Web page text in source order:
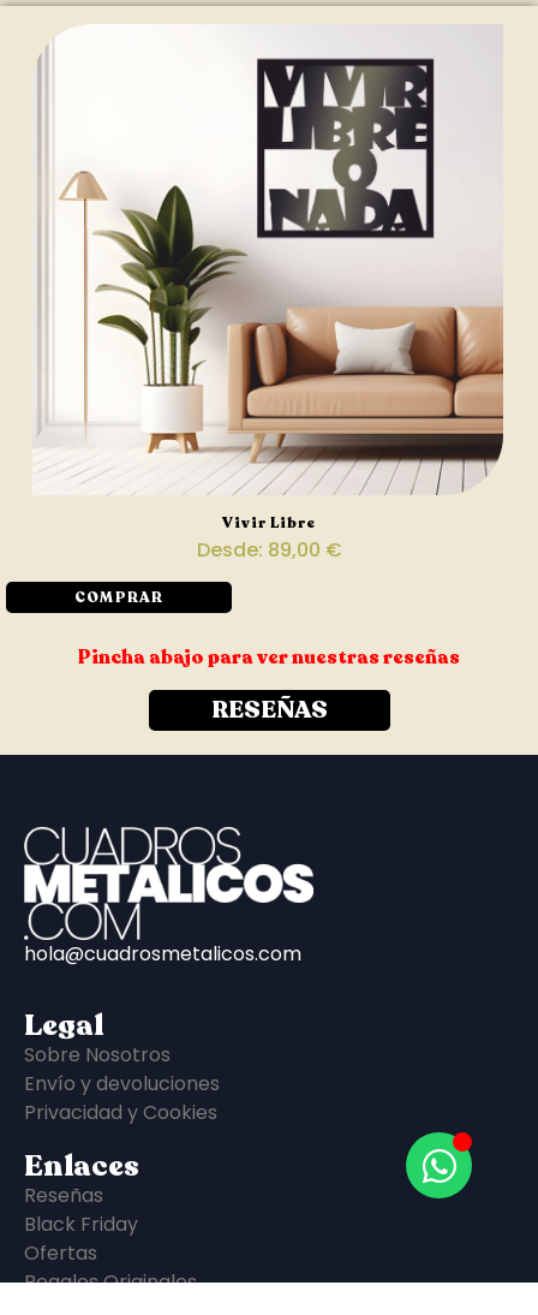
Vivir Libre
Desde: 89,00 €
COMPRAR
Pincha abajo para ver nuestras reseñas
RESEÑAS
hola@cuadrosmetalicos.com
Legal
Sobre Nosotros
Envío y devoluciones
Privacidad y Cookies
Enlaces
Reseñas
Black Friday
Ofertas
Regalos Originales